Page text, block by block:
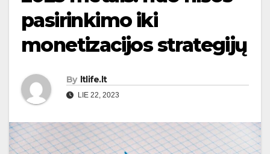
pasirinkimo iki
monetizacijos strategijų
By ltlife.lt
LIE 22, 2023